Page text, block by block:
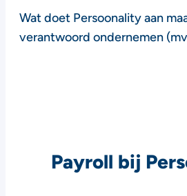
Wat doet Persoonality aan
verantwoord ondernemen
Payroll bij